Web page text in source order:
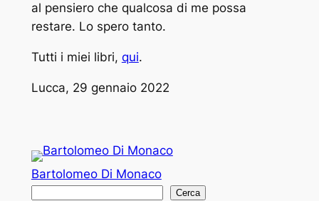
al pensiero che qualcosa di me possa
restare. Lo spero tanto.
Tutti i miei libri, qui.
Lucca, 29 gennaio 2022
Bartolomeo Di Monaco
Cerca